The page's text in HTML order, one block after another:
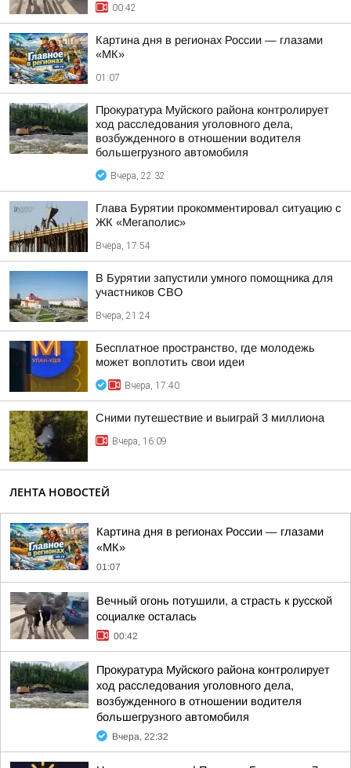
00:42
Картина дня в регионах России — глазами
«МК»
01:07
Прокуратура Муйского района контролирует
ход расследования уголовного дела,
возбужденного в отношении водителя
большегрузного автомобиля
Вчера, 22:32
Глава Бурятии прокомментировал ситуацию с
ЖК «Мегаполис»
Вчера, 17:54
В Бурятии запустили умного помощника для
участников СВО
Вчера, 21:24
Бесплатное пространство, где молодежь
может воплотить свои идеи
Вчера, 17:40
Сними путешествие и выиграй 3 миллиона
Вчера, 16:09
ЛЕНТА НОВОСТЕЙ
Картина дня в регионах России — глазами
«МК»
01:07
Вечный огонь потушили, а страсть к русской
социалке осталась
00:42
Прокуратура Муйского района контролирует
ход расследования уголовного дела,
возбужденного в отношении водителя
большегрузного автомобиля
Вчера, 22:32